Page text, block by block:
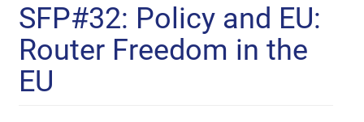
SFP#32: Policy and EU:
Router Freedom in the
EU